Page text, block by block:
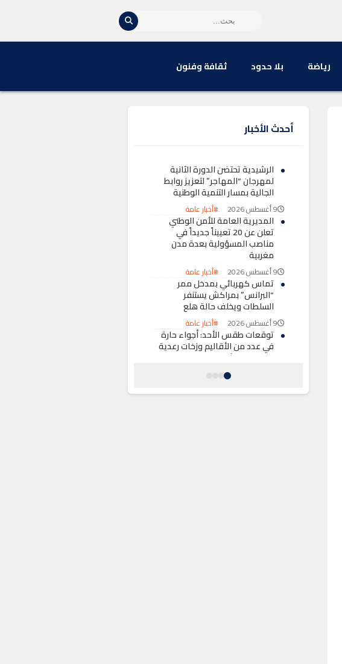
رياضة بلا حدود ثقافة وفنون
أحدث الأخبار
الرشيدية تحتضن الدورة الثانية
لمهرجان “المهاجر” لتعزيز روابط
الجالية بمسار التنمية الوطنية
9 أغسطس 2026 #أخبار عامة
المديرية العامة للأمن الوطني
تعلن عن 20 تعييناً جديداً في
مناصب المسؤولية بعدة مدن
مغربية
9 أغسطس 2026 #أخبار عامة
تماس كهربائي بمدخل ممر
“البرانس” بمراكش يستنفر
السلطات ويخلف حالة هلع
9 أغسطس 2026 #أخبار عامة
توقعات طقس الأحد: أجواء حارة
في عدد من الأقاليم وزخات رعدية
بمرتفعات الأطلس
يهدد باحتراق حقل بضواحي